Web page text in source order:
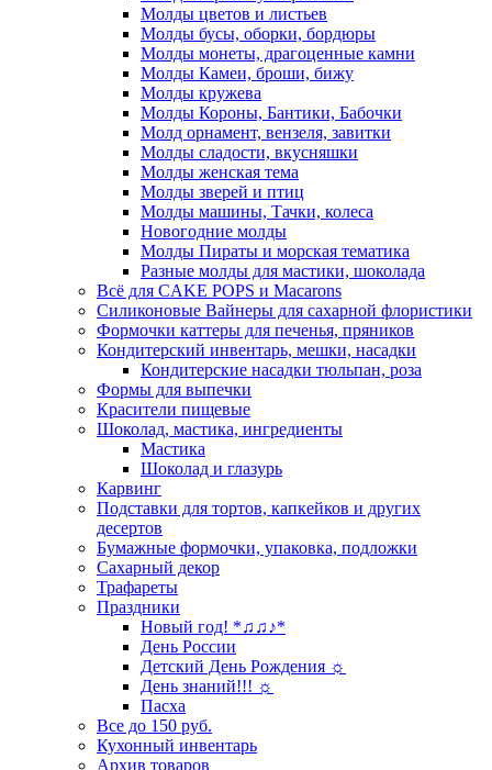
Молды цветов и листьев
Молды бусы, оборки, бордюры
Молды монеты, драгоценные камни
Молды Камеи, броши, бижу
Молды кружева
Молды Короны, Бантики, Бабочки
Молд орнамент, вензеля, завитки
Молды сладости, вкусняшки
Молды женская тема
Молды зверей и птиц
Молды машины, Тачки, колеса
Новогодние молды
Молды Пираты и морская тематика
Разные молды для мастики, шоколада
Всё для CAKE POPS и Macarons
Силиконовые Вайнеры для сахарной флористики
Формочки каттеры для печенья, пряников
Кондитерский инвентарь, мешки, насадки
Кондитерские насадки тюльпан, роза
Формы для выпечки
Красители пищевые
Шоколад, мастика, ингредиенты
Мастика
Шоколад и глазурь
Карвинг
Подставки для тортов, капкейков и других
десертов
Бумажные формочки, упаковка, подложки
Сахарный декор
Трафареты
Праздники
Новый год! *♫♫♪*
День России
Детский День Рождения ☼
День знаний!!! ☼
Пасха
Все до 150 руб.
Кухонный инвентарь
Архив товаров